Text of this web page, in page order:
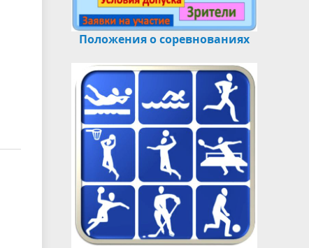
Положения о соревнованиях